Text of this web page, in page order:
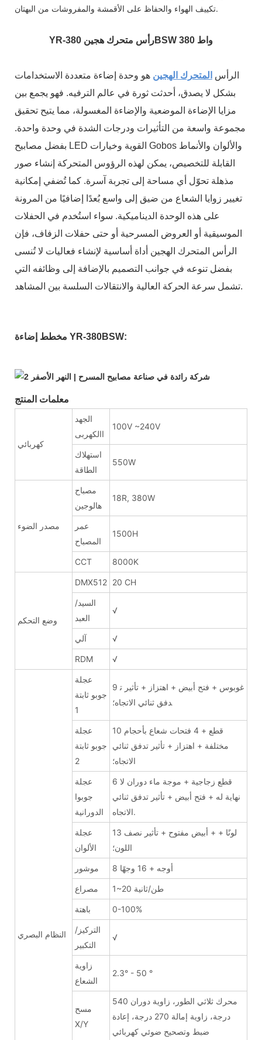
تكييف الهواء والحفاظ على الأقمشة والمفروشات من البهتان.
YR-3 رأس متحرك هجين 80BSW 380 واط
الرأس المتحرك الهجين هو وحدة إضاءة متعددة الاستخدامات
بشكل لا يصدق، أحدثت ثورة في عالم الترفيه. فهو يجمع بين
مزايا الإضاءة الموضعية والإضاءة المغسولة، مما يتيح تحقيق
مجموعة واسعة من التأثيرات ودرجات الشدة في وحدة واحدة.
بفضل مصابيح LED القوية وخيارات Gobos والألوان والأنماط
القابلة للتخصيص، يمكن لهذه الرؤوس المتحركة إنشاء صور
مذهلة تحوّل أي مساحة إلى تجربة آسرة. كما تُضفي إمكانية
تغيير زوايا الشعاع من ضيق إلى واسع بُعدًا إضافيًا من المرونة
على هذه الوحدة الديناميكية. سواء استُخدم في الحفلات
الموسيقية أو العروض المسرحية أو حتى حفلات الزفاف، فإن
الرأس المتحرك الهجين أداة أساسية لإنشاء فعاليات لا تُنسى
بفضل تنوعه في جوانب التصميم بالإضافة إلى وظائفه التي
تشمل سرعة الحركة العالية والانتقالات السلسة بين المشاهد.
مخطط إضاءة YR-380BSW:
كهربائي
الجهد
االكهربى
100V ~240V
استهلاك
الطاقة
550W
مصدر الضوء
مصباح
هالوجين
18R, 380W
عمر
المصباح
1500H
CCT 8000K
وضع التحكم
DMX512 20 CH
السيد/
العبد
√
آلي √
RDM √
النظام البصري
عجلة
جوبو ثابتة
1
9 غوبوس + فتح أبيض + اهتزاز + تأثير ت
دفق ثنائي الاتجاه؛
عجلة
جوبو ثابتة
2
10 قطع + 4 فتحات شعاع بأحجام
مختلفة + اهتزاز + تأثير تدفق ثنائي
الاتجاه؛
عجلة
جوبوا
الدورانية
6 قطع زجاجية + موجة ماء دوران لا
نهاية له + فتح أبيض + تأثير تدفق ثنائي
الاتجاه.
عجلة
الألوان
13 لونًا + + أبيض مفتوح + تأثير نصف
اللون؛
موشور 8 أوجه + 16 وجهًا
مصراع 1~20 طن/ثانية
باهتة 0-100%
التركيز/
التكبير
√
زاوية
الشعاع
2.3° - 50 °
مسح
X/Y
محرك ثلاثي الطور، زاوية دوران 540
درجة، زاوية إمالة 270 درجة، إعادة
ضبط وتصحيح ضوئي كهربائي